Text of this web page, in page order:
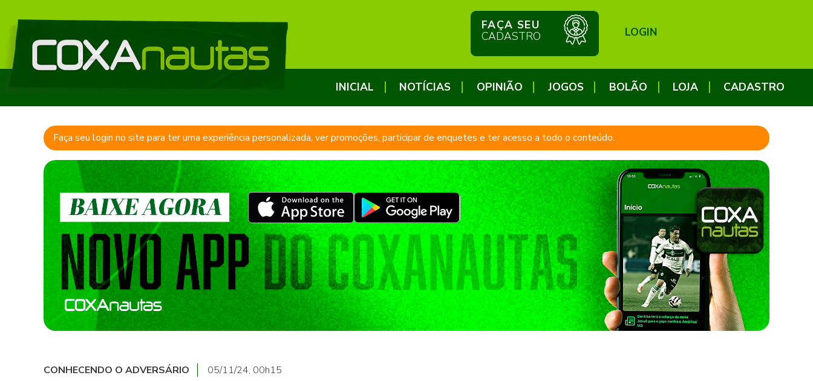
FAÇA SEU
CADASTRO LOGIN
INICIAL NOTÍCIAS OPINIÃO JOGOS BOLÃO LOJA CADASTRO
Faça seu login no site para ter uma experiência personalizada, ver promoções, participar de enquetes e ter acesso a todo o conteúdo.
CONHECENDO O ADVERSÁRIO 05/11/24, 00h15